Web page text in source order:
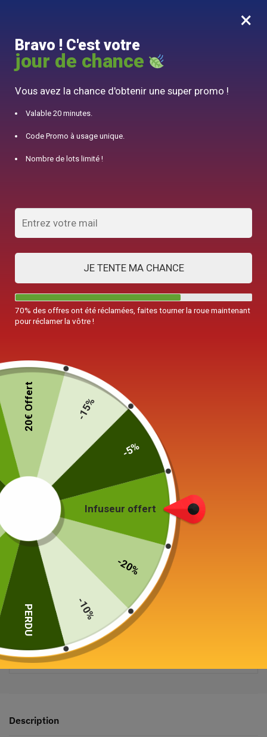
0
10% offert pour 50€ d’achats avec le code DJINN10
Théière Japonaise en Céramique Haute
Design Noire 300ML
39,90
19 en stock
Ajouter au panier
Paiement sécurisé garanti
Description
×
Bravo ! C'est votre
jour de chance
Vous avez la chance d'obtenir une super promo !
Valable 20 minutes.
Code Promo à usage unique.
Nombre de lots limité !
JE TENTE MA CHANCE
70% des offres ont été réclamées, faites tourner la roue maintenant
pour réclamer la vôtre !
Infuseur offert
-20%
-10%
PERDU
20€ Offert -15%
-5%